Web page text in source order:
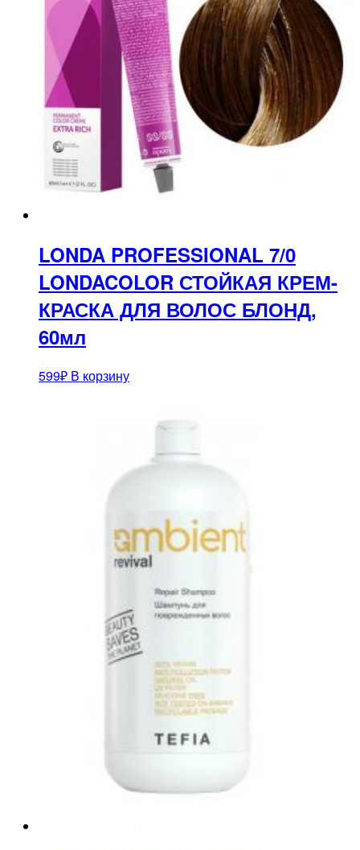
LONDA PROFESSIONAL 7/0
LONDACOLOR СТОЙКАЯ КРЕМ-
КРАСКА ДЛЯ ВОЛОС БЛОНД,
60мл
599₽ В корзину